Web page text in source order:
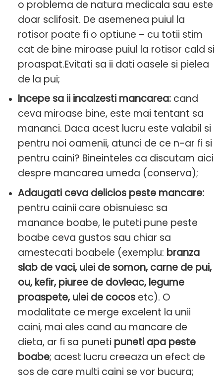
o problema de natura medicala sau este
doar sclifosit. De asemenea puiul la
rotisor poate fi o optiune – cu totii stim
cat de bine miroase puiul la rotisor cald si
proaspat.Evitati sa ii dati oasele si pielea
de la pui;
Incepe sa ii incalzesti mancarea:cand
ceva miroase bine, este mai tentant sa
mananci. Daca acest lucru este valabil si
pentru noi oamenii, atunci de ce n-ar fi si
pentru caini? Bineinteles ca discutam aici
despre mancarea umeda (conserva);
Adaugati ceva delicios peste mancare:
pentru cainii care obisnuiesc sa
manance boabe, le puteti pune peste
boabe ceva gustos sau chiar sa
amestecati boabele (exemplu: branza
slab de vaci, ulei de somon, carne de pui,
ou, kefir, piuree de dovleac, legume
proaspete, ulei de cocosetc). O
modalitate ce merge excelent la unii
caini, mai ales cand au mancare de
dieta, ar fi sa puneti puneti apa peste
boabe; acest lucru creeaza un efect de
sos de care multi caini se vor bucura;